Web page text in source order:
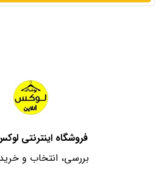
فروشگاه اینترنتی
بررسی، انتخاب و